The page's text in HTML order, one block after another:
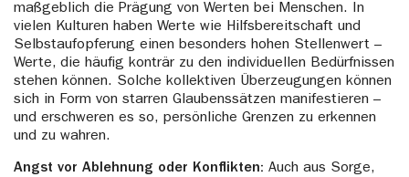
maßgeblich die Prägung von Werten bei Menschen. In
vielen Kulturen haben Werte wie Hilfsbereitschaft und
Selbstaufopferung einen besonders hohen Stellenwert –
Werte, die häufig konträr zu den individuellen Bedürfnissen
stehen können. Solche kollektiven Überzeugungen können
sich in Form von starren Glaubenssätzen manifestieren –
und erschweren es so, persönliche Grenzen zu erkennen
und zu wahren.
Angst vor Ablehnung oder Konflikten: Auch aus Sorge,